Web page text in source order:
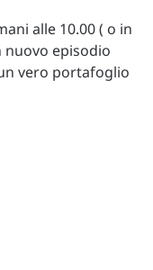
alle 10.00 ( o in
nuovo episodio
vero portafoglio